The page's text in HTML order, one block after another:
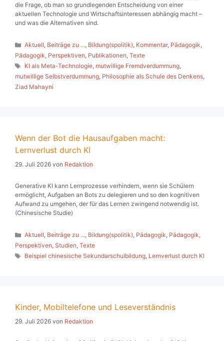
die Frage, ob man so grundlegenden Entscheidung von einer
aktuellen Technologie und Wirtschaftsinteressen abhängig macht –
und was die Alternativen sind.
Kategorien
Aktuell, Beiträge zu ..., Bildung(spolitik), Kommentar, Pädagogik,
Pädagogik, Perspektiven, Publikationen, Texte
Schlagwörter
KI als Meta-Technologie, mutwillige Fremdverdummung,
mutwillige Selbstverdummung, Philosophie als Schule des Denkens,
Ziad Mahayni
Wenn der Bot die Hausaufgaben macht:
Lernverlust durch KI
29. Juli 2026 von Redaktion
Generative KI kann Lernprozesse verhindern, wenn sie Schülern
ermöglicht, Aufgaben an Bots zu delegieren und so den kognitiven
Aufwand zu umgehen, der für das Lernen zwingend notwendig ist.
(Chinesische Studie)
Kategorien
Aktuell, Beiträge zu ..., Bildung(spolitik), Pädagogik, Pädagogik,
Perspektiven, Studien, Texte
Schlagwörter
Beispiel chinesische Sekundarschulbildung, Lernverlust durch KI
Kinder, Mobiltelefone und Leseverständnis
29. Juli 2026 von Redaktion